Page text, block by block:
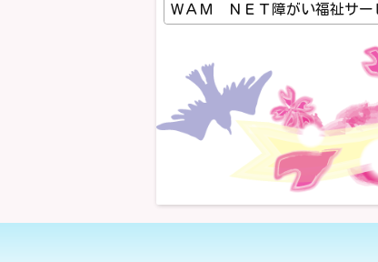
ＷＡＭ ＮＥＴ障がい福祉サー